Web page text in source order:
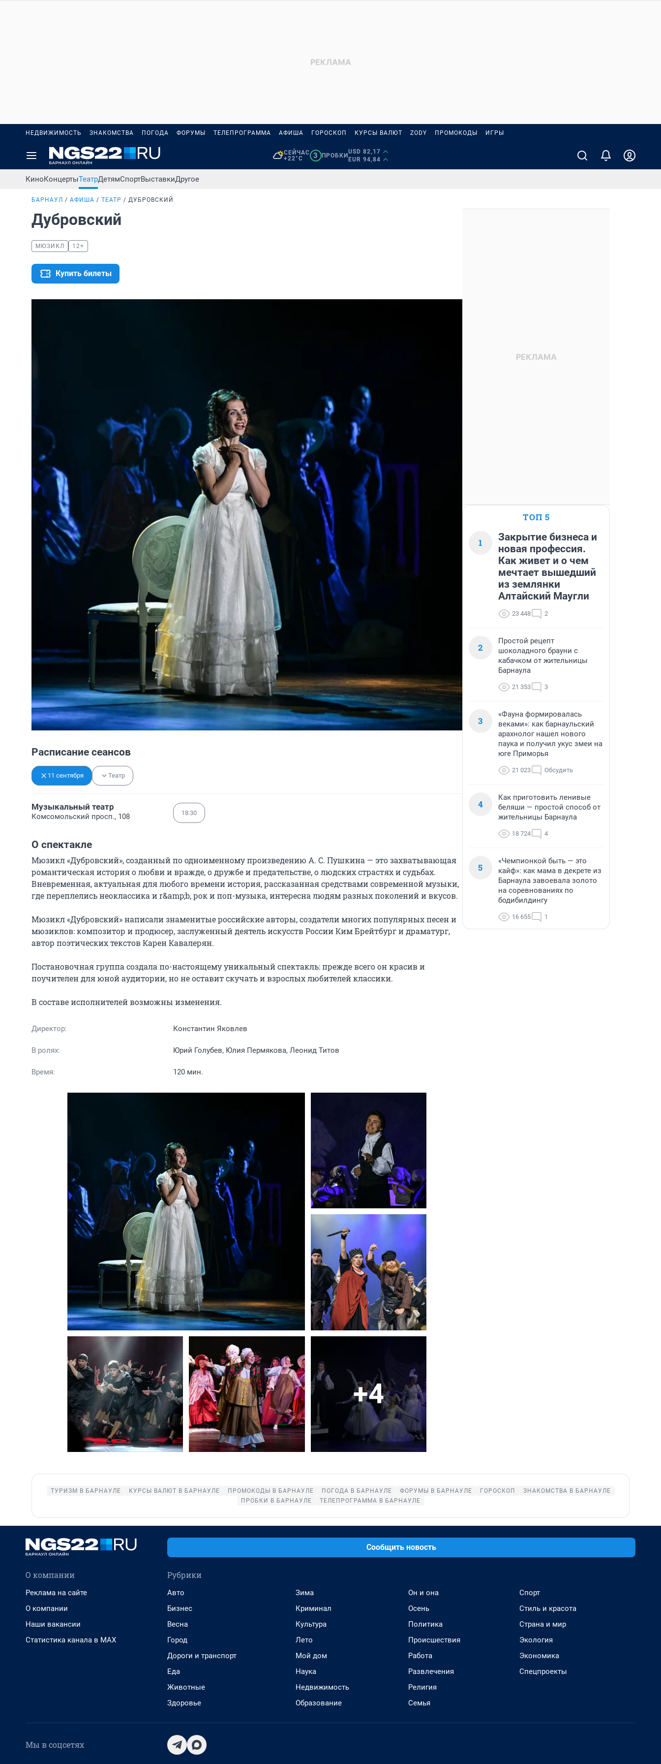
НЕДВИЖИМОСТЬ ЗНАКОМСТВА ПОГОДА ФОРУМЫ ТЕЛЕПРОГРАММА АФИША ГОРОСКОП КУРСЫ ВАЛЮТ ZODY ПРОМОКОДЫ ИГРЫ
СЕЙЧАС
+22°C
3 ПРОБКИ
USD 82,17
EUR 94,84
КиноКонцертыТеатрДетямСпортВыставкиДругое
БАРНАУЛ АФИША ТЕАТР ДУБРОВСКИЙ
Дубровский
МЮЗИКЛ 12+
Купить билеты
Расписание сеансов
11 сентября Театр
Музыкальный театр
Комсомольский просп., 108 18:30
О спектакле
Мюзикл «Дубровский», созданный по одноименному произведению А. С. Пушкина — это захватывающая
романтическая история о любви и вражде, о дружбе и предательстве, о людских страстях и судьбах.
Вневременная, актуальная для любого времени история, рассказанная средствами современной музыки,
где переплелись неоклассика и r&amp;b, рок и поп-музыка, интересна людям разных поколений и вкусов.
Мюзикл «Дубровский» написали знаменитые российские авторы, создатели многих популярных песен и
мюзиклов: композитор и продюсер, заслуженный деятель искусств России Ким Брейтбург и драматург,
автор поэтических текстов Карен Кавалерян.
Постановочная группа создала по-настоящему уникальный спектакль: прежде всего он красив и
поучителен для юной аудитории, но не оставит скучать и взрослых любителей классики.
В составе исполнителей возможны изменения.
Директор: Константин Яковлев
В ролях: Юрий Голубев, Юлия Пермякова, Леонид Титов
Время: 120 мин.
+4
ТОП 5
1
Закрытие бизнеса и
новая профессия.
Как живет и о чем
мечтает вышедший
из землянки
Алтайский Маугли
23 448 2
2
Простой рецепт
шоколадного брауни с
кабачком от жительницы
Барнаула
21 353 3
3
«Фауна формировалась
веками»: как барнаульский
арахнолог нашел нового
паука и получил укус змеи на
юге Приморья
21 023 Обсудить
4
Как приготовить ленивые
беляши — простой способ от
жительницы Барнаула
18 724 4
5
«Чемпионкой быть — это
кайф»: как мама в декрете из
Барнаула завоевала золото
на соревнованиях по
бодибилдингу
16 655 1
ТУРИЗМ В БАРНАУЛЕ КУРСЫ ВАЛЮТ В БАРНАУЛЕ ПРОМОКОДЫ В БАРНАУЛЕ ПОГОДА В БАРНАУЛЕ ФОРУМЫ В БАРНАУЛЕ ГОРОСКОП
ЗНАКОМСТВА В БАРНАУЛЕ
ПРОБКИ В БАРНАУЛЕ
ТЕЛЕПРОГРАММА В БАРНАУЛЕ
Сообщить новость
О компании
Реклама на сайте
О компании
Наши вакансии
Статистика канала в MAX
Рубрики
Авто
Бизнес
Весна
Город
Дороги и транспорт
Еда
Животные
Здоровье
Зима
Криминал
Культура
Лето
Мой дом
Наука
Недвижимость
Образование
Он и она
Осень
Политика
Происшествия
Работа
Развлечения
Религия
Семья
Спорт
Стиль и красота
Страна и мир
Экология
Экономика
Спецпроекты
Мы в соцсетях